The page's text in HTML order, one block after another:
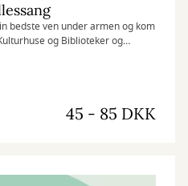
bedste ven under armen og kom
og Biblioteker og
i Kulturhuset
45 - 85 DKK